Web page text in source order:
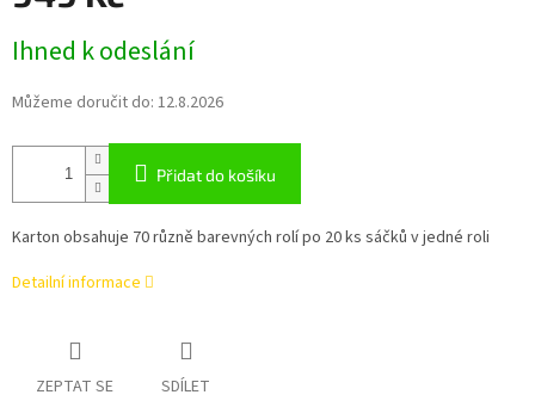
cena:
Ihned k odeslání
Můžeme doručit do: 12.8.2026
Přidat do košíku
Karton obsahuje 70 různě barevných rolí po 20 ks sáčků v jedné roli
Detailní informace
ZEPTAT SE SDÍLET